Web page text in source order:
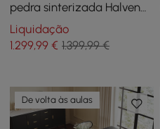
pedra sinterizada Halven
53" com base de aço
inoxidável acomoda 4-6
pessoas
Liquidação
1.299,99 € 1.399,99 €
De volta às aulas